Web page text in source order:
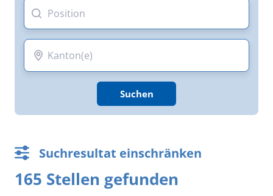
Suchen
165 Stellen gefunden
Suchresultat einschränken
Kanton: